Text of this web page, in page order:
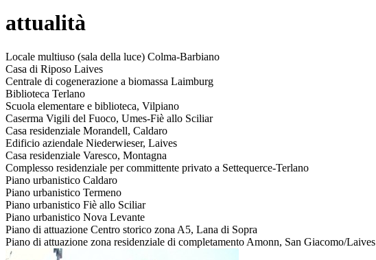
attualità
Locale multiuso (sala della luce) Colma-Barbiano
Casa di Riposo Laives
Centrale di cogenerazione a biomassa Laimburg
Biblioteca Terlano
Scuola elementare e biblioteca, Vilpiano
Caserma Vigili del Fuoco, Umes-Fiè allo Sciliar
Casa residenziale Morandell, Caldaro
Edificio aziendale Niederwieser, Laives
Casa residenziale Varesco, Montagna
Complesso residenziale per committente privato a Settequerce-Terlano
Piano urbanistico Caldaro
Piano urbanistico Termeno
Piano urbanistico Fiè allo Sciliar
Piano urbanistico Nova Levante
Piano di attuazione Centro storico zona A5, Lana di Sopra
Piano di attuazione zona residenziale di completamento Amonn, San Giacomo/Laives